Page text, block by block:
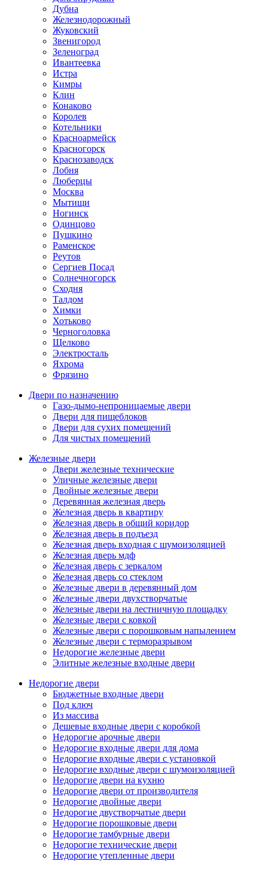
Дубна
Железнодорожный
Жуковский
Звенигород
Зеленоград
Ивантеевка
Истра
Кимры
Клин
Конаково
Королев
Котельники
Красноармейск
Красногорск
Краснозаводск
Лобня
Люберцы
Москва
Мытищи
Ногинск
Одинцово
Пушкино
Раменское
Реутов
Сергиев Посад
Солнечногорск
Сходня
Талдом
Химки
Хотьково
Черноголовка
Щелково
Электросталь
Яхрома
Фрязино
Двери по назначению
Газо-дымо-непроницаемые двери
Двери для пищеблоков
Двери для сухих помещений
Для чистых помещений
Железные двери
Двери железные технические
Уличные железные двери
Двойные железные двери
Деревянная железная дверь
Железная дверь в квартиру
Железная дверь в общий коридор
Железная дверь в подъезд
Железная дверь входная с шумоизоляцией
Железная дверь мдф
Железная дверь с зеркалом
Железная дверь со стеклом
Железные двери в деревянный дом
Железные двери двухстворчатые
Железные двери на лестничную площадку
Железные двери с ковкой
Железные двери с порошковым напылением
Железные двери с терморазрывом
Недорогие железные двери
Элитные железные входные двери
Недорогие двери
Бюджетные входные двери
Под ключ
Из массива
Дешевые входные двери с коробкой
Недорогие арочные двери
Недорогие входные двери для дома
Недорогие входные двери с установкой
Недорогие входные двери с шумоизоляцией
Недорогие двери на кухню
Недорогие двери от производителя
Недорогие двойные двери
Недорогие двустворчатые двери
Недорогие порошковые двери
Недорогие тамбурные двери
Недорогие технические двери
Недорогие утепленные двери